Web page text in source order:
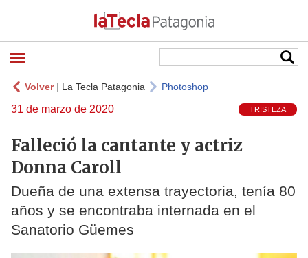
Volver| La Tecla Patagonia Photoshop
31 de marzo de 2020 TRISTEZA
Falleció la cantante y actriz
Donna Caroll
Dueña de una extensa trayectoria, tenía 80
años y se encontraba internada en el
Sanatorio Güemes